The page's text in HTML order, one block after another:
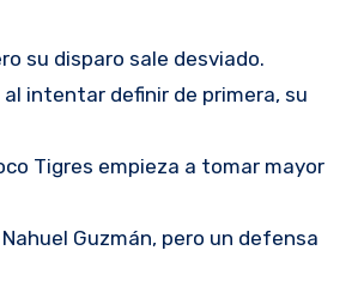
su disparo sale desviado.
al intentar definir de primera, su
Tigres empieza a tomar mayor
Guzmán, pero un defensa